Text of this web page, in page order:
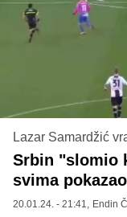
Lazar Samardžić
Srbin "slomio
svima
20.01.24. - 21:41, Endin